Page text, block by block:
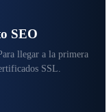
SEO
llegar a la primera
SSL.